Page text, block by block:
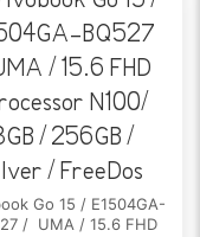
Go 15 / E1504GA-
/ UMA / 15.6 FHD